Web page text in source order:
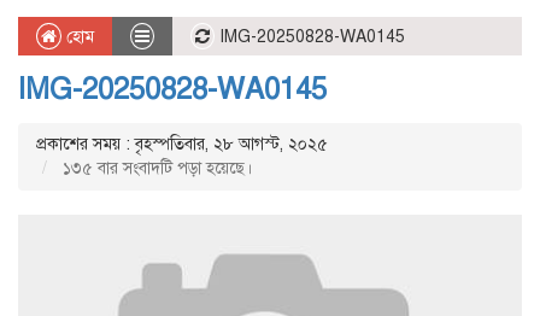
হোম IMG-20250828-WA0145
IMG-20250828-WA0145
প্রকাশের সময় : বৃহস্পতিবার, ২৮ আগস্ট, ২০২৫
১৩৫ বার সংবাদটি পড়া হয়েছে।